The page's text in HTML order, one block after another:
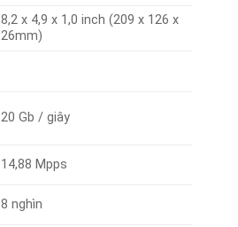
8,2 x 4,9 x 1,0 inch (209 x 126 x
26mm)
20 Gb / giây
14,88 Mpps
8 nghìn